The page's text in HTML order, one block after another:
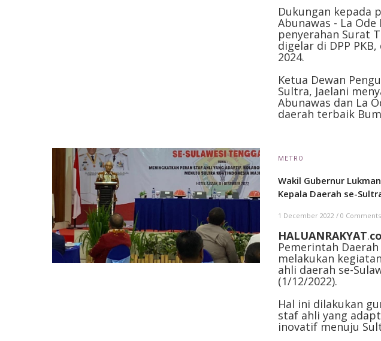
Dukungan kepada
Abunawas - La
penyerahan Surat
digelar di DPP
2024.
Ketua Dewan
Sultra, Jaelani
Abunawas dan La
daerah terbaik
METRO
Wakil Gubernur
Kepala Daerah se-
1 December 2022 / 0 Comments
HALUANRAKYAT.
Pemerintah
melakukan
ahli daerah se-
(1/12/2022).
Hal ini dilakukan
staf ahli yang
inovatif menuju